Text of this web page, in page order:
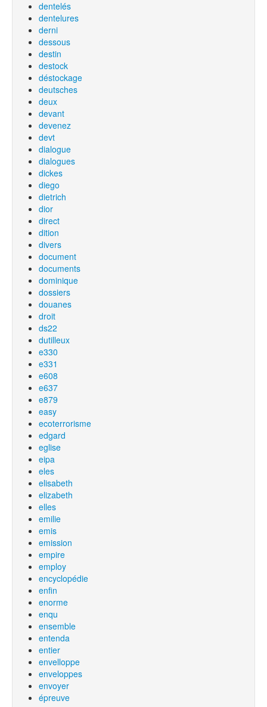
dentelés
dentelures
derni
dessous
destin
destock
déstockage
deutsches
deux
devant
devenez
devt
dialogue
dialogues
dickes
diego
dietrich
dior
direct
dition
divers
document
documents
dominique
dossiers
douanes
droit
ds22
dutilleux
e330
e331
e608
e637
e879
easy
ecoterrorisme
edgard
eglise
eipa
eles
elisabeth
elizabeth
elles
emilie
emis
emission
empire
employ
encyclopédie
enfin
enorme
enqu
ensemble
entenda
entier
envelloppe
enveloppes
envoyer
épreuve